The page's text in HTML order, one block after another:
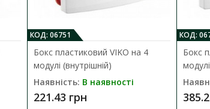
КОД: 06751
Бокс пластиковий VIKO на 4
модулі (внутрішній)
Наявність: В наявності
221.43 грн
КОД:
Бокс